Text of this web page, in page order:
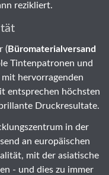
rezikliert.
(Büromaterialversand
Tintenpatronen und
hervorragenden
entsprechen höchsten
Druckresultate.
in der
an europäischen
mit der asiatische
- und dies zu immer